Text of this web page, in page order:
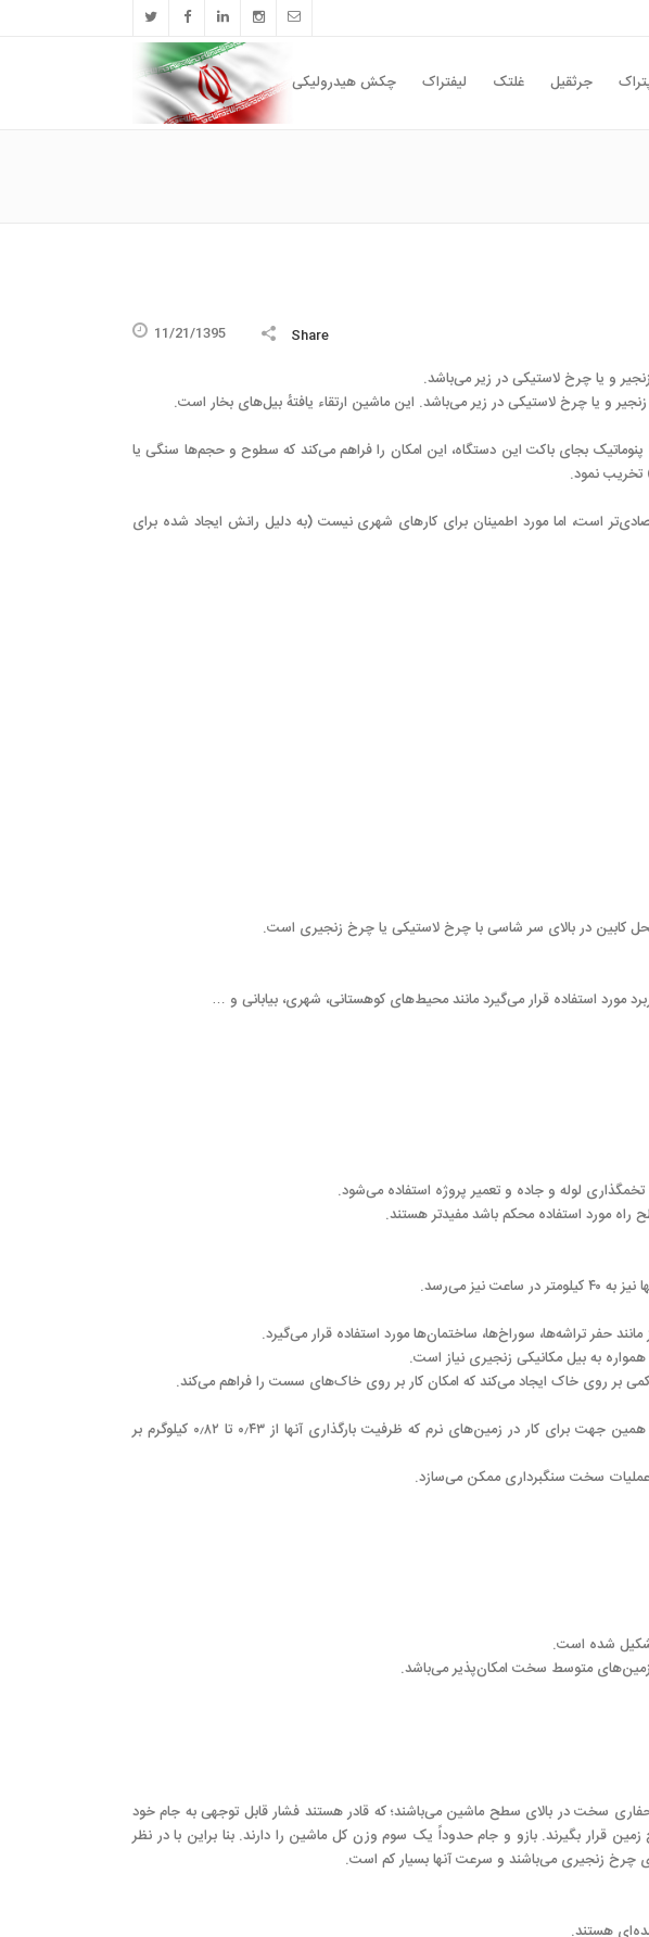
چکش هیدرولیکی لیفتراک غلتک جرثقیل
11/21/1395 Share
و یا چرخ لاستیکی در زیر می‌باشد.
و یا چرخ لاستیکی در زیر می‌باشد. این ماشین ارتقاء یافتهٔ بیل‌های بخار است.
بجای باکت این دستگاه، این امکان را فراهم می‌کند که سطوح و حجم‌ها سنگی یا
تخریب نمود.
است، اما مورد اطمینان برای کارهای شهری نیست (به دلیل رانش ایجاد شده برای
کابین در بالای سر شاسی با چرخ لاستیکی یا چرخ زنجیری است.
مورد استفاده قرار می‌گیرد مانند محیط‌های کوهستانی، شهری، بیابانی و …
لوله و جاده و تعمیر پروژه استفاده می‌شود.
مورد استفاده محکم باشد مفیدتر هستند.
تراشه‌ها، سوراخ‌ها، ساختمان‌ها مورد استفاده قرار می‌گیرد.
به بیل مکانیکی زنجیری نیاز است.
بر روی خاک ایجاد می‌کند که امکان کار بر روی خاک‌های سست را فراهم می‌کند.
به سبب زیاد بودن سطح اتکای زنجیر با زمین به راحتی می‌تواند در زمین‌های سست استقرار یافته و کار انجام دهد به همین جهت برای کار در زمین‌های نرم که ظرفیت بارگذاری آنها از ۰٫۴۳ تا ۰٫۸۲ کیلوگرم بر
عملیات سخت سنگبرداری ممکن می‌سازد.
شده است.
زمین‌های متوسط سخت امکان‌پذیر می‌باشد.
سخت در بالای سطح ماشین می‌باشند؛ که قادر هستند فشار قابل توجهی به جام خود
قرار بگیرند. بازو و جام حدوداً یک سوم وزن کل ماشین را دارند. بنا براین با در نظر
چرخ زنجیری می‌باشند و سرعت آنها بسیار کم است.
هستند.